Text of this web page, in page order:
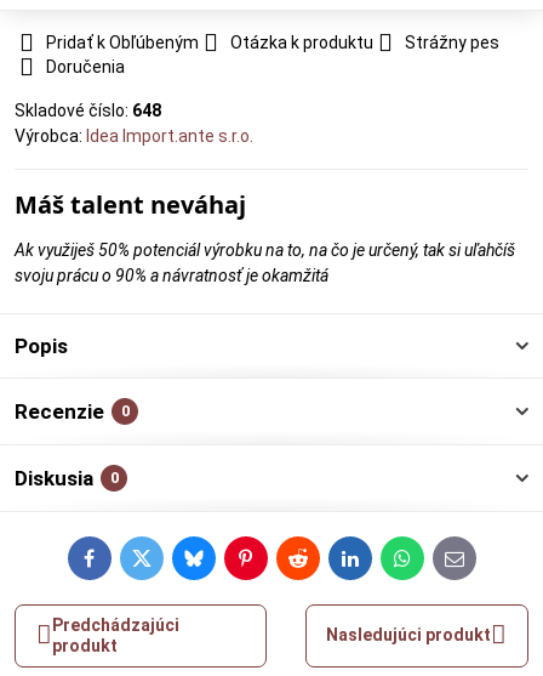
Pridať k Obľúbeným Otázka k produktu
Strážny pes
Doručenia
Skladové číslo: 648
Výrobca: Idea Import.ante s.r.o.
Máš talent neváhaj
Ak využiješ 50% potenciál výrobku na to, na čo je určený, tak si uľahčíš
svoju prácu o 90% a návratnosť je okamžitá
Popis
Recenzie 0
Diskusia 0
FacebookTwitterBlueskyPinterestRedditLinkedInWhatsApp
E-
mail
Predchádzajúci
produkt
Nasledujúci produkt